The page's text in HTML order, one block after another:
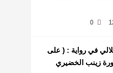
0
في رواية : ( على
زينب الخضيري